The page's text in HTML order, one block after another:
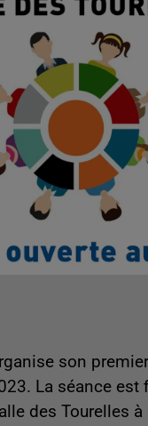
son
La séance est
des Tourelles